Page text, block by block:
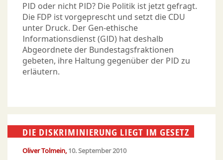
PID oder nicht PID? Die Politik ist jetzt gefragt.
Die FDP ist vorgeprescht und setzt die CDU
unter Druck. Der Gen-ethische
Informationsdienst (GID) hat deshalb
Abgeordnete der Bundestagsfraktionen
gebeten, ihre Haltung gegenüber der PID zu
erläutern.
DIE DISKRIMINIERUNG LIEGT IM GESETZ
Oliver Tolmein 10. September 2010